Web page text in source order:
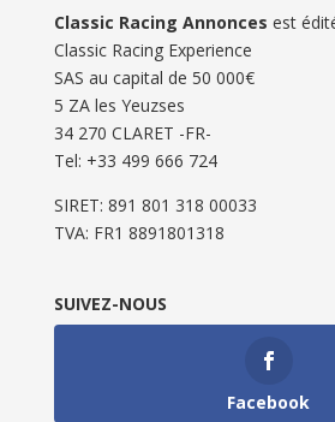
Classic Racing Annonces est
Classic Racing Experience
SAS au capital de 50 000€
5 ZA les Yeuzses
34 270 CLARET -FR-
Tel: ‭+33 499 666 724‬
SIRET: 891 801 318 00033
TVA: FR1 8891801318
SUIVEZ-NOUS
Facebook